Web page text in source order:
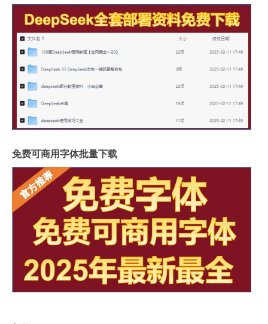
免费可商用字体批量下载